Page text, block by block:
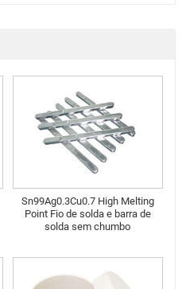
Sn99Ag0.3Cu0.7 High Melting
Point Fio de solda e barra de
solda sem chumbo